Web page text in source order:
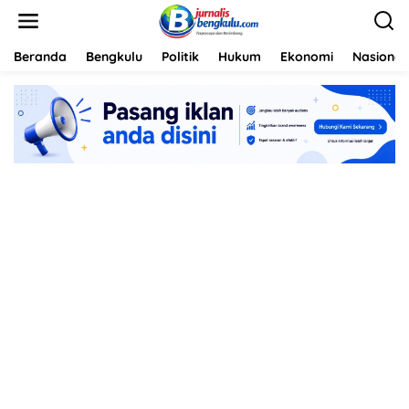
Beranda Bengkulu Politik Hukum Ekonomi Nasional